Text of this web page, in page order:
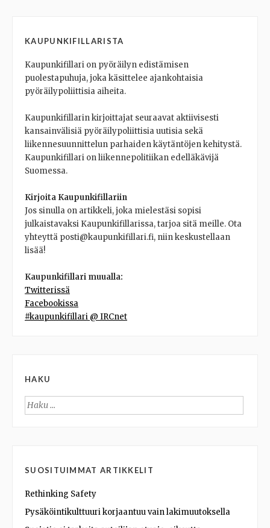
KAUPUNKIFILLARISTA
Kaupunkifillari on pyöräilyn edistämisen
puolestapuhuja, joka käsittelee ajankohtaisia
pyöräilypoliittisia aiheita.
Kaupunkifillarin kirjoittajat seuraavat aktiivisesti
kansainvälisiä pyöräilypoliittisia uutisia sekä
liikennesuunnittelun parhaiden käytäntöjen kehitystä.
Kaupunkifillari on liikennepolitiikan edelläkävijä
Suomessa.
Kirjoita Kaupunkifillariin
Jos sinulla on artikkeli, joka mielestäsi sopisi
julkaistavaksi Kaupunkifillarissa, tarjoa sitä meille. Ota
yhteyttä posti@kaupunkifillari.fi, niin keskustellaan
lisää!
Kaupunkifillari muualla:
Twitterissä
Facebookissa
#kaupunkifillari @ IRCnet
HAKU
Haku:
SUOSITUIMMAT ARTIKKELIT
Rethinking Safety
Pysäköintikulttuuri korjaantuu vain lakimuutoksella